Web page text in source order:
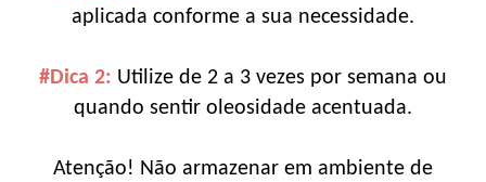
aplicada conforme a sua necessidade.
#Dica 2: Utilize de 2 a 3 vezes por semana ou
quando sentir oleosidade acentuada.
Atenção! Não armazenar em ambiente de